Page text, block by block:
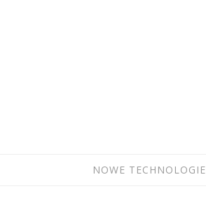
NOWE TECHNOLOGIE